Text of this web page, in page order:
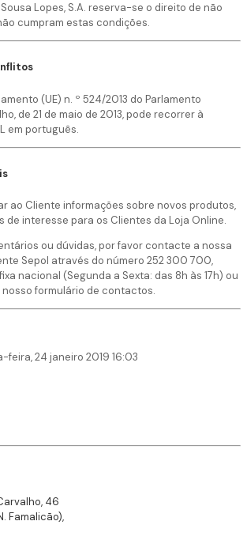
Lopes, S.A. reserva-se o direito de não
cumpram estas condições.
(UE) n. º 524/2013 do Parlamento
de 21 de maio de 2013, pode recorrer à
em português.
ao Cliente informações sobre novos produtos,
de interesse para os Clientes da Loja Online.
ou dúvidas, por favor contacte a nossa
Sepol através do número 252 300 700,
nacional (Segunda a Sexta: das 8h às 17h) ou
formulário de contactos.
feira, 24 janeiro 2019 16:03
46
Famalicão),